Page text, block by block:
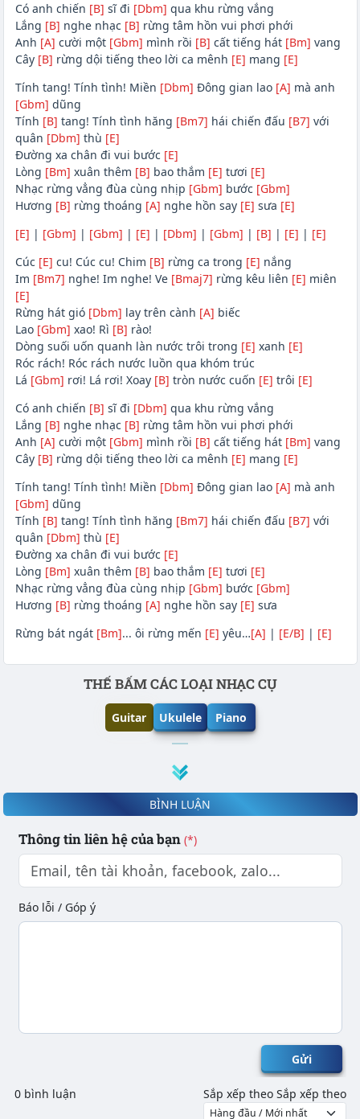
Có anh chiến [B] sĩ đi [Dbm] qua khu rừng vắng
Lắng [B] nghe nhạc [B] rừng tâm hồn vui phơi phới
Anh [A] cười một [Gbm] mình rồi [B] cất tiếng hát [Bm] vang
Cây [B] rừng dội tiếng theo lời ca mênh [E] mang [E]
Tính tang! Tính tình! Miền [Dbm] Đông gian lao [A] mà anh
[Gbm] dũng
Tính [B] tang! Tính tình hăng [Bm7] hái chiến đấu [B7] với
quân [Dbm] thù [E]
Đường xa chân đi vui bước [E]
Lòng [Bm] xuân thêm [B] bao thắm [E] tươi [E]
Nhạc rừng vẳng đùa cùng nhịp [Gbm] bước [Gbm]
Hương [B] rừng thoáng [A] nghe hồn say [E] sưa [E]
[E] | [Gbm] | [Gbm] | [E] | [Dbm] | [Gbm] | [B] | [E] | [E]
Cúc [E] cu! Cúc cu! Chim [B] rừng ca trong [E] nắng
Im [Bm7] nghe! Im nghe! Ve [Bmaj7] rừng kêu liên [E] miên
[E]
Rừng hát gió [Dbm] lay trên cành [A] biếc
Lao [Gbm] xao! Rì [B] rào!
Dòng suối uốn quanh làn nước trôi trong [E] xanh [E]
Róc rách! Róc rách nước luồn qua khóm trúc
Lá [Gbm] rơi! Lá rơi! Xoay [B] tròn nước cuốn [E] trôi [E]
Có anh chiến [B] sĩ đi [Dbm] qua khu rừng vắng
Lắng [B] nghe nhạc [B] rừng tâm hồn vui phơi phới
Anh [A] cười một [Gbm] mình rồi [B] cất tiếng hát [Bm] vang
Cây [B] rừng dội tiếng theo lời ca mênh [E] mang [E]
Tính tang! Tính tình! Miền [Dbm] Đông gian lao [A] mà anh
[Gbm] dũng
Tính [B] tang! Tính tình hăng [Bm7] hái chiến đấu [B7] với
quân [Dbm] thù [E]
Đường xa chân đi vui bước [E]
Lòng [Bm] xuân thêm [B] bao thắm [E] tươi [E]
Nhạc rừng vẳng đùa cùng nhịp [Gbm] bước [Gbm]
Hương [B] rừng thoáng [A] nghe hồn say [E] sưa
Rừng bát ngát [Bm]... ôi rừng mến [E] yêu…[A] | [E/B] | [E]
Phần nội dungTHẾ BẤM CÁC LOẠI NHẠC CỤ
Guitar Ukulele Piano
BÌNH LUẬN
Thông tin liên hệ của bạn (*)
Báo lỗi / Góp ý
Gửi
0 bình luận Sắp xếp theo Sắp xếp theo